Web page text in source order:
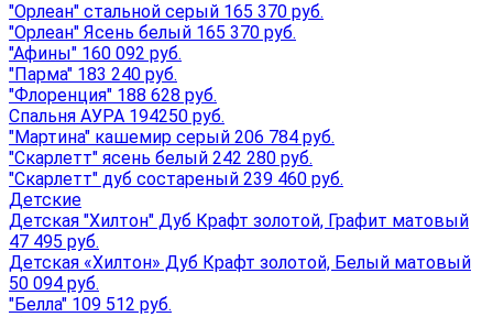
"Орлеан" стальной серый 165 370 руб.
"Орлеан" Ясень белый 165 370 руб.
"Афины" 160 092 руб.
"Парма" 183 240 руб.
"Флоренция" 188 628 руб.
Спальня АУРА 194250 руб.
"Мартина" кашемир серый 206 784 руб.
"Скарлетт" ясень белый 242 280 руб.
"Скарлетт" дуб состареный 239 460 руб.
Детские
Детская "Хилтон" Дуб Крафт золотой, Графит матовый
47 495 руб.
Детская «Хилтон» Дуб Крафт золотой, Белый матовый
50 094 руб.
"Белла" 109 512 руб.